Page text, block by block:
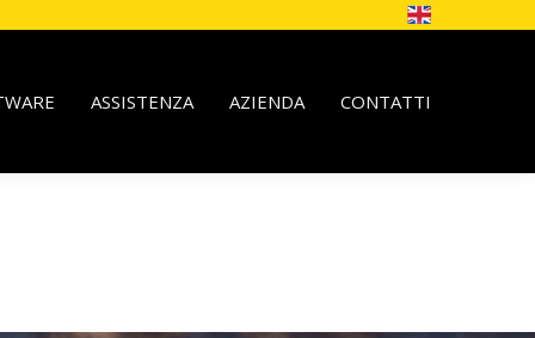
ASSISTENZA AZIENDA CONTATTI